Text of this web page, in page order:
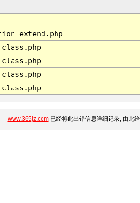
www.365jz.com已经将此出错信息详细记录, 由此